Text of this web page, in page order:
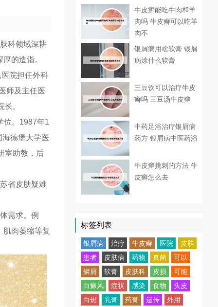
科领域深耕
的造诣。
院担任外科
师及主任医
。
位。1987年1
德堡大学医
室助教，后
省皮肤疑难
需求。例
肌肉萎缩等复
牛皮癣能吃牛肉和羊
肉吗 牛皮癣可以吃羊
肉不
银屑病用啥软膏 银屑
病涂什么软膏
三豆饮可以治疗牛皮
癣吗 三豆汤牛皮癣
中药足浴治疗银屑病
药方 银屑病中医药浴
牛皮癣挑刺的方法 牛
皮癣怎么去
标签列表
银屑病 治疗 牛皮癣 医院
皮肤
患者
皮肤病 药物 真菌
可以
鳞屑
软膏 皮肤科 皮损
可能
白癜风
症状 感染 食物
头皮
白斑
乳膏 药膏 遗传 外用